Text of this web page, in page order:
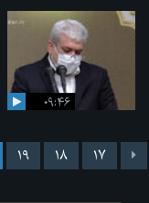
۰۹:۴۶
۱۷ ۱۸ ۱۹